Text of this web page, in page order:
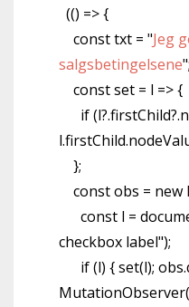
(() => {
const txt = "Jeg
salgsbetingelsene";
const set = l => {
if
};
const obs = new
const l =
checkbox label");
if (l) { set(l);